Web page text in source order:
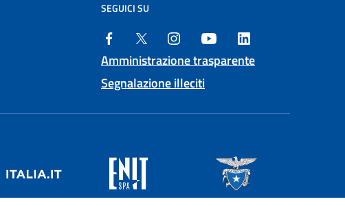
SEGUICI SU
Amministrazione trasparente
Segnalazione illeciti